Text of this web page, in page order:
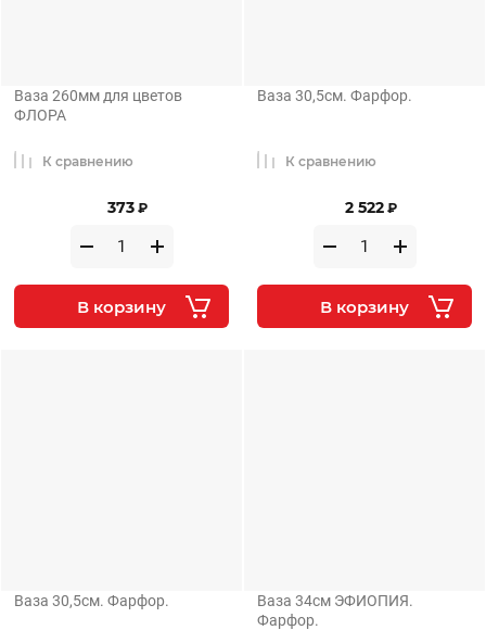
Ваза 260мм для цветов
ФЛОРА
373 ₽
К сравнению
В корзину
Ваза 30,5см. Фарфор.
2 522 ₽
К сравнению
В корзину
Ваза 30,5см. Фарфор.
Ваза 34см ЭФИОПИЯ.
Фарфор.